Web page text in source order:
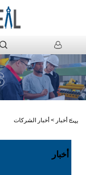
بيت
> أخبار > أخبار الشركات
أخبار